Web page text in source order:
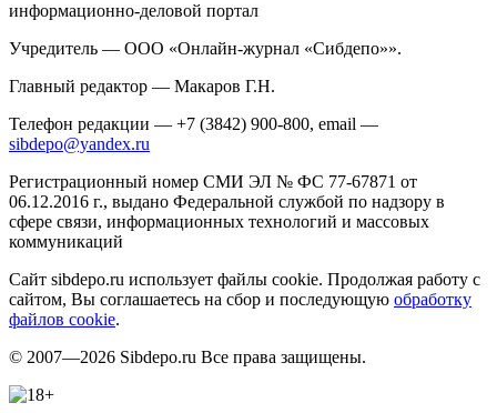
информационно-деловой портал
Учредитель — ООО «Онлайн-журнал «Сибдепо»».
Главный редактор — Макаров Г.Н.
Телефон редакции — +7 (3842) 900-800, email —
sibdepo@yandex.ru
Регистрационный номер СМИ ЭЛ № ФС 77-67871 от
06.12.2016 г., выдано Федеральной службой по надзору в
сфере связи, информационных технологий и массовых
коммуникаций
Сайт sibdepo.ru использует файлы cookie. Продолжая работу с
сайтом, Вы соглашаетесь на сбор и последующую обработку
файлов cookie.
© 2007—2026 Sibdepo.ru Все права защищены.